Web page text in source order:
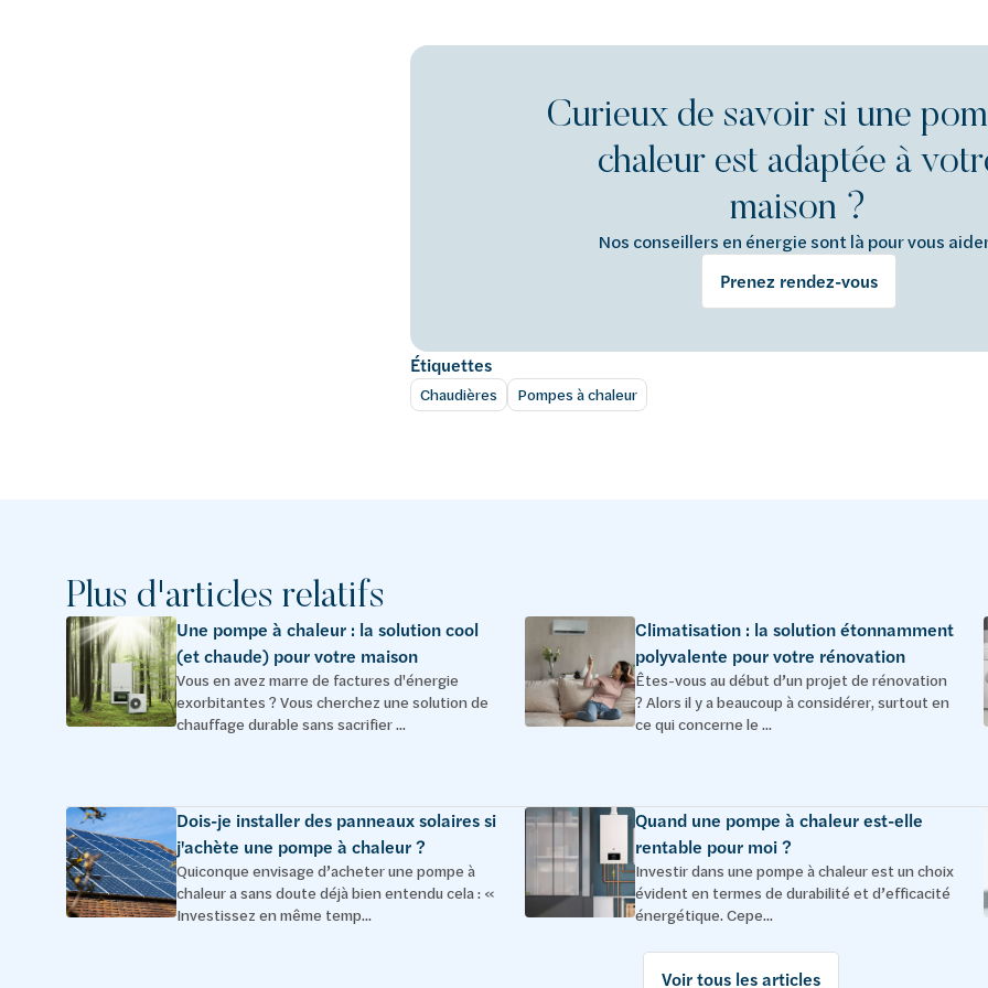
Curieux de savoir si une
chaleur est adaptée à
maison ?
Nos conseillers en énergie sont là pour vous
Prenez rendez-vous
Étiquettes
Chaudières Pompes à chaleur
Plus d'articles relatifs
Une pompe à chaleur : la solution cool
(et chaude) pour votre maison
Vous en avez marre de factures d'énergie
exorbitantes ? Vous cherchez une solution de
chauffage durable sans sacrifier ...
Climatisation : la solution étonnamment
polyvalente pour votre rénovation
Êtes-vous au début d’un projet de rénovation
? Alors il y a beaucoup à considérer, surtout en
ce qui concerne le ...
Dois-je installer des panneaux solaires si
j'achète une pompe à chaleur ?
Quiconque envisage d’acheter une pompe à
chaleur a sans doute déjà bien entendu cela : «
Investissez en même temp...
Quand une pompe à chaleur est-elle
rentable pour moi ?
Investir dans une pompe à chaleur est un choix
évident en termes de durabilité et d’efficacité
énergétique. Cepe...
Voir tous les articles